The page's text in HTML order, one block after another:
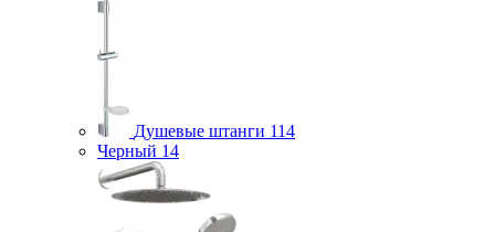
Душевые штанги 114
Черный 14